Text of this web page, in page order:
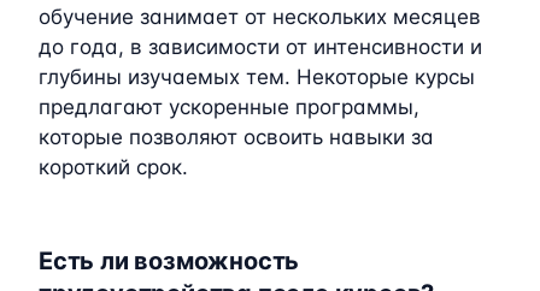
обучение занимает от нескольких месяцев
до года, в зависимости от интенсивности и
глубины изучаемых тем. Некоторые курсы
предлагают ускоренные программы,
которые позволяют освоить навыки за
короткий срок.
Есть ли возможность